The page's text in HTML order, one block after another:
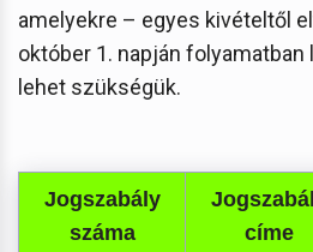
amelyekre – egyes kivételtől
október 1. napján
lehet szükségük.
Jogszabály
száma
címe